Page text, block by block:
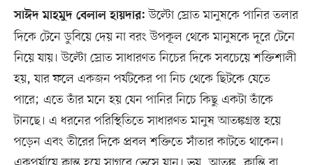
সাঈদ মাহমুদ বেলাল হায়দার: উল্টো স্রোত মানুষকে পানির তলার
দিকে টেনে ডুবিয়ে দেয় না বরং উপকূল থেকে মানুষকে দূরে টেনে
নিয়ে যায়। উল্টো স্রোত সাধারণত নিচের দিকে সবচেয়ে শক্তিশালী
হয়, যার ফলে একজন পর্যটকের পা নিচ থেকে ছিটকে যেতে
পারে; এতে তাঁর মনে হয় যেন পানির নিচে কিছু একটা তাঁকে
টানছে। এ ধরনের পরিস্থিতিতে সাধারণত মানুষ আতঙ্কগ্রস্ত হয়ে
পড়েন এবং তীরের দিকে প্রবল শক্তিতে সাঁতার কাটতে থাকেন।